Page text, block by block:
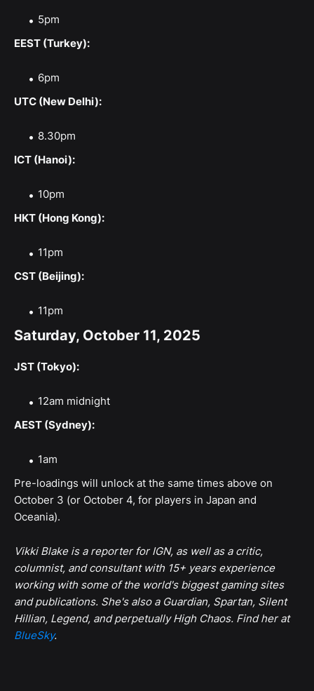
5pm
EEST (Turkey):
6pm
UTC (New Delhi):
8.30pm
ICT (Hanoi):
10pm
HKT (Hong Kong):
11pm
CST (Beijing):
11pm
Saturday, October 11, 2025
JST (Tokyo):
12am midnight
AEST (Sydney):
1am
Pre-loadings will unlock at the same times above on
October 3 (or October 4, for players in Japan and
Oceania).
Vikki Blake is a reporter for IGN, as well as a critic,
columnist, and consultant with 15+ years experience
working with some of the world's biggest gaming sites
and publications. She's also a Guardian, Spartan, Silent
Hillian, Legend, and perpetually High Chaos. Find her at
BlueSky.